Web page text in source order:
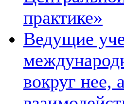
практике»
Ведущие
вокруг нее,